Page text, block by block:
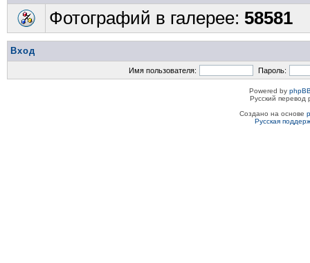
Фотографий в галерее: 58581
Вход
Имя пользователя: Пароль:
Powered by
Русский
Создано на основе
Русская